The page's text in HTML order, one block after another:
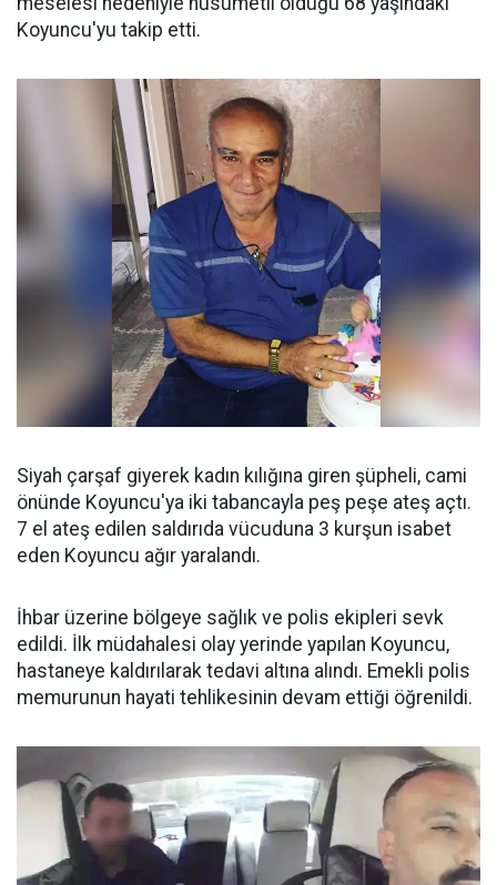
Koyuncu'yu takip etti.
Siyah çarşaf giyerek kadın kılığına giren şüpheli, cami
önünde Koyuncu'ya iki tabancayla peş peşe ateş açtı.
7 el ateş edilen saldırıda vücuduna 3 kurşun isabet
eden Koyuncu ağır yaralandı.
İhbar üzerine bölgeye sağlık ve polis ekipleri sevk
edildi. İlk müdahalesi olay yerinde yapılan Koyuncu,
hastaneye kaldırılarak tedavi altına alındı. Emekli polis
memurunun hayati tehlikesinin devam ettiği öğrenildi.